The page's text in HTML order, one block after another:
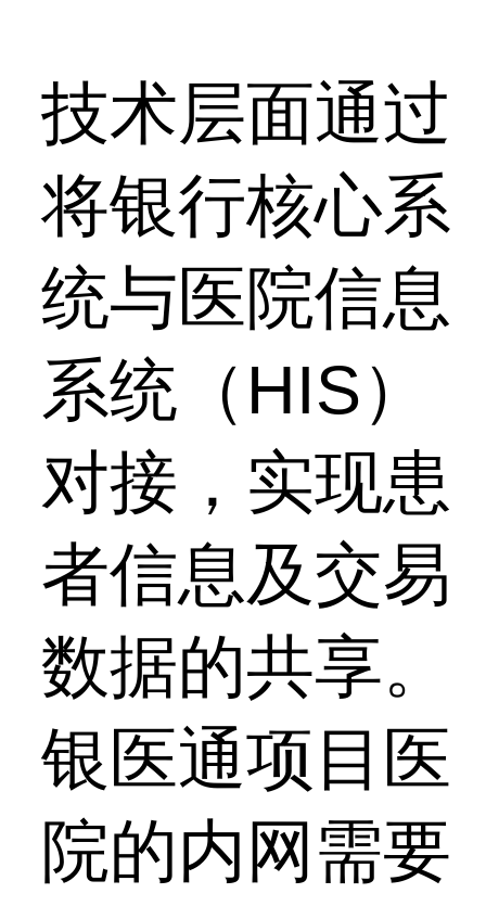
技术层面通过
将银行核心系
统与医院信息
系统（HIS）
对接，实现患
者信息及交易
数据的共享。
银医通项目医
院的内网需要